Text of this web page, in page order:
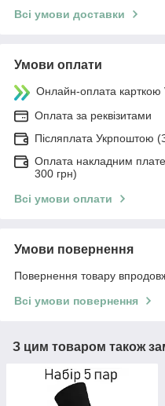
Всі умови доставки
Умови оплати
Онлайн-оплата
Оплата за реквізитами
Післяплата Укрпоштою
Оплата накладним
300 грн)
Всі умови оплати
Умови повернення
Повернення товару
Всі умови повернення
З цим товаром також